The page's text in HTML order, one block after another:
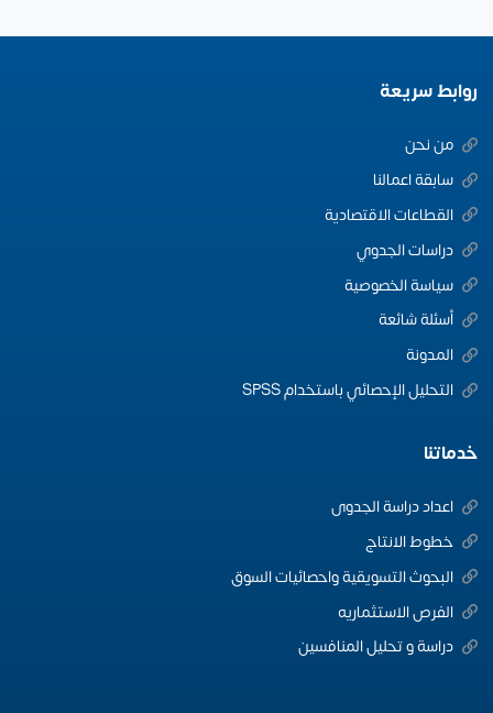
روابط سريعة
من نحن
سابقة اعمالنا
القطاعات الاقتصادية
دراسات الجدوي
سياسة الخصوصية
أسئلة شائعة
المدونة
التحليل الإحصائي باستخدام SPSS
خدماتنا
اعداد دراسة الجدوى
خطوط الانتاج
البحوث التسويقية واحصائيات السوق
الفرص الاستثماريه
دراسة و تحليل المنافسين